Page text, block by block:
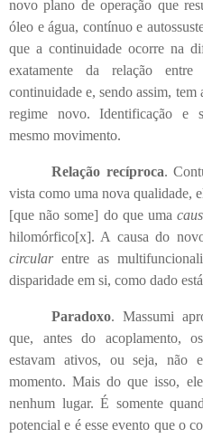
novo plano de operação que
óleo e água, contínuo e
que a continuidade ocorre na
exatamente da relação
continuidade e, sendo assim,
regime novo. Identificação e
mesmo movimento.
Relação recíproca.
vista como uma nova qualidade,
[que não some] do que uma
hilomórfico[x]. A causa do
circularentre as
disparidade em si, como dado
Paradoxo. Massumi
que, antes do acoplamento,
estavam ativos, ou seja, não
momento. Mais do que isso,
nenhum lugar. É somente
potencial e é esse evento que o